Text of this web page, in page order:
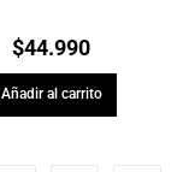
$44.990
Añadir al carrito